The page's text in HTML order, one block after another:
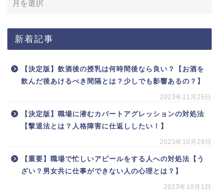
新着記事
【決定版】飲酒後の授乳は何時間後なら良い？【お酒を
飲んだ後あけるべき間隔とは？少しでも影響あるの？】
2023年11月25日
【決定版】職場に潜むカバートアグレッションの対処法
【撃退法とは？人格障害に仕返ししたい！】
2023年10月29日
【重要】職場で忙しいアピールをする人への対処法【う
ざい？男女共に仕事ができない人の心理とは？】
2023年10月1日